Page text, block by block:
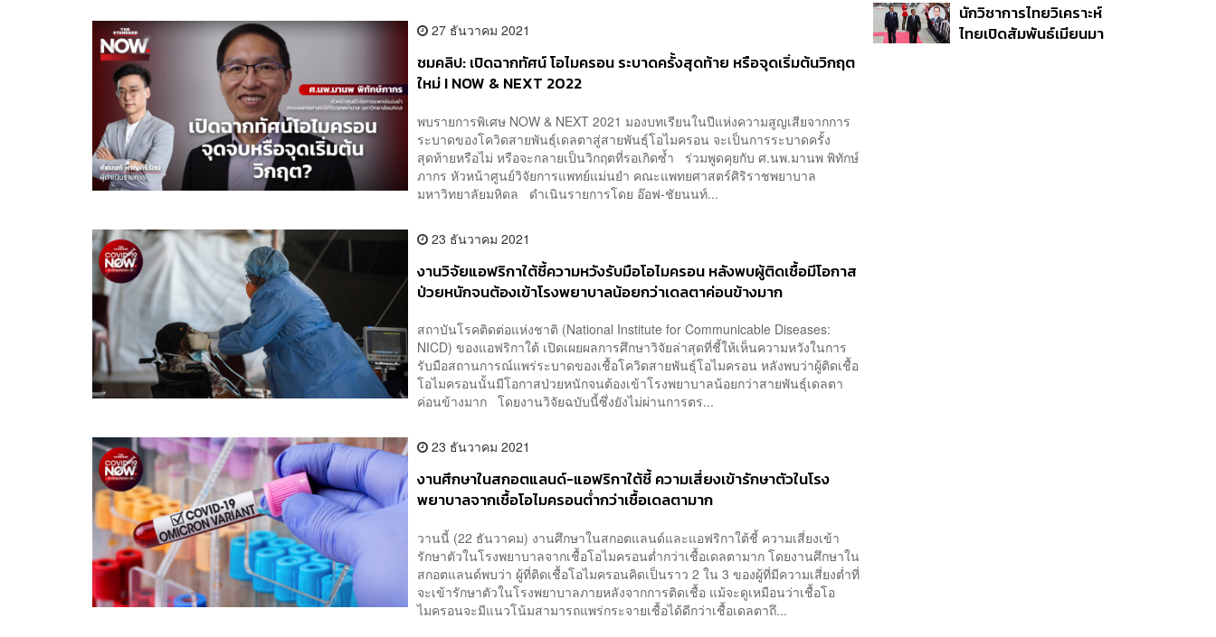
27 ธันวาคม 2021
ชมคลิป: เปิดฉากทัศน์ โอไมครอน ระบาดครั้งสุดท้าย หรือจุดเริ่มต้นวิกฤต
ใหม่ I NOW & NEXT 2022
พบรายการพิเศษ NOW & NEXT 2021 มองบทเรียนในปีแห่งความสูญเสียจากการ
ระบาดของโควิดสายพันธุ์เดลตาสู่สายพันธุ์โอไมครอน จะเป็นการระบาดครั้ง
สุดท้ายหรือไม่ หรือจะกลายเป็นวิกฤตที่รอเกิดซ้ำ ร่วมพูดคุยกับ ศ.นพ.มานพ พิทักษ์
ภากร หัวหน้าศูนย์วิจัยการแพทย์แม่นยำ คณะ​แพทยศาสตร์ศิริราชพยาบาล
มหาวิทยาลัยมหิดล ดำเนินรายการโดย อ๊อฟ-ชัยนนท์...
23 ธันวาคม 2021
งานวิจัยแอฟริกาใต้ชี้ความหวังรับมือโอไมครอน หลังพบผู้ติดเชื้อมีโอกาส
ป่วยหนักจนต้องเข้าโรงพยาบาลน้อยกว่าเดลตาค่อนข้างมาก
สถาบันโรคติดต่อแห่งชาติ (National Institute for Communicable Diseases:
NICD) ของแอฟริกาใต้ เปิดเผยผลการศึกษาวิจัยล่าสุดที่ชี้ให้เห็นความหวังในการ
รับมือสถานการณ์แพร่ระบาดของเชื้อโควิดสายพันธุ์โอไมครอน หลังพบว่าผู้ติดเชื้อ
โอไมครอนนั้นมีโอกาสป่วยหนักจนต้องเข้าโรงพยาบาลน้อยกว่าสายพันธุ์เดลตา
ค่อนข้างมาก โดยงานวิจัยฉบับนี้ซึ่งยังไม่ผ่านการตร...
23 ธันวาคม 2021
งานศึกษาในสกอตแลนด์-แอฟริกาใต้ชี้ ความเสี่ยงเข้ารักษาตัวในโรง
พยาบาลจากเชื้อโอไมครอนต่ำกว่าเชื้อเดลตามาก
วานนี้ (22 ธันวาคม) งานศึกษาในสกอตแลนด์และแอฟริกาใต้ชี้ ความเสี่ยงเข้า
รักษาตัวในโรงพยาบาลจากเชื้อโอไมครอนต่ำกว่าเชื้อเดลตามาก โดยงานศึกษาใน
สกอตแลนด์พบว่า ผู้ที่ติดเชื้อโอไมครอนคิดเป็นราว 2 ใน 3 ของผู้ที่มีความเสี่ยงต่ำที่
จะเข้ารักษาตัวในโรงพยาบาลภายหลังจากการติดเชื้อ แม้จะดูเหมือนว่าเชื้อโอ
ไมครอนจะมีแนวโน้มสามารถแพร่กระจายเชื้อได้ดีกว่าเชื้อเดลตาถึ...
ตรวจสอบทั้งหมดแล้ว
นักวิชาการไทยวิเคราะห์
ไทยเปิดสัมพันธ์เมียนมา